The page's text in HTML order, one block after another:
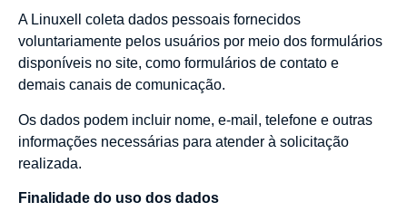
A Linuxell coleta dados pessoais fornecidos
voluntariamente pelos usuários por meio dos formulários
disponíveis no site, como formulários de contato e
demais canais de comunicação.
Os dados podem incluir nome, e-mail, telefone e outras
informações necessárias para atender à solicitação
realizada.
Finalidade do uso dos dados